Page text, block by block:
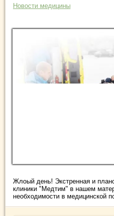
Новости медицины
Жлоый день! Экстренная и
клиники "Медтим" в нашем
необходимости в медицинской